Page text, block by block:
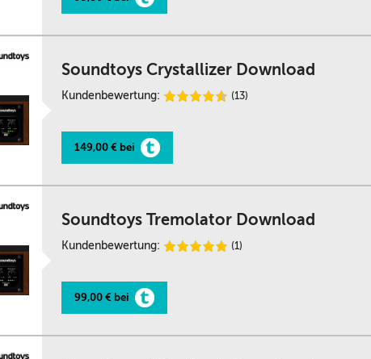
Soundtoys Crystallizer Download
Kundenbewertung: (13)
149,00 € bei
Soundtoys Tremolator Download
Kundenbewertung: (1)
99,00 € bei